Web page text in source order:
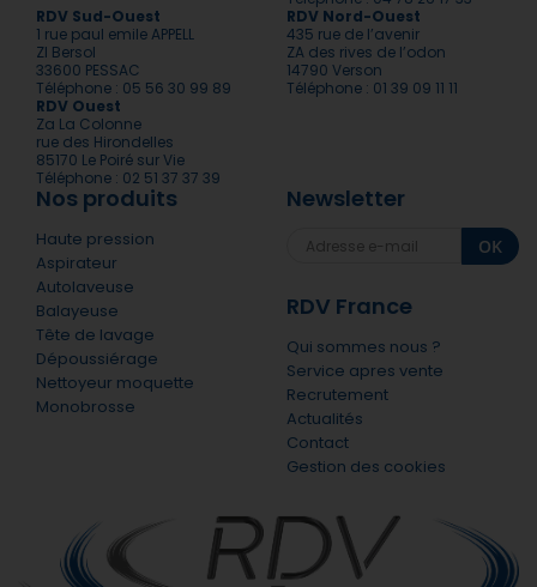
RDV Sud-Ouest
1 rue paul emile APPELL
ZI Bersol
33600 PESSAC
Téléphone : 05 56 30 99 89
RDV Nord-Ouest
435 rue de l’avenir
ZA des rives de l’odon
14790 Verson
Téléphone : 01 39 09 11 11
RDV Ouest
Za La Colonne
rue des Hirondelles
85170 Le Poiré sur Vie
Téléphone : 02 51 37 37 39
Nos produits
Haute pression
Aspirateur
Autolaveuse
Balayeuse
Tête de lavage
Dépoussiérage
Nettoyeur moquette
Monobrosse
Newsletter
OK
RDV France
Qui sommes nous ?
Service apres vente
Recrutement
Actualités
Contact
Gestion des cookies